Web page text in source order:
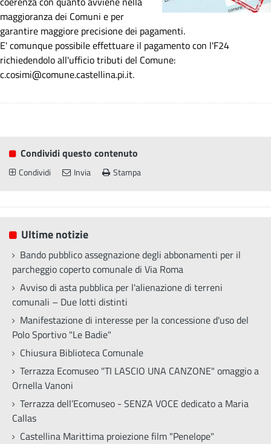
maggioranza dei Comuni e per
garantire maggiore precisione dei pagamenti.
E' comunque possibile effettuare il pagamento con l'F24
richiedendolo all'ufficio tributi del Comune:
c.cosimi@comune.castellina.pi.it.
Condividi questo contenuto
Condividi Invia Stampa
Ultime notizie
Bando pubblico assegnazione degli abbonamenti per il
parcheggio coperto comunale di Via Roma
Avviso di asta pubblica per l'alienazione di terreni
comunali – Due lotti distinti
Manifestazione di interesse per la concessione d'uso del
Polo Sportivo "Le Badie"
Chiusura Biblioteca Comunale
Terrazza Ecomuseo "TI LASCIO UNA CANZONE" omaggio a
Ornella Vanoni
Terrazza dell’Ecomuseo - SENZA VOCE dedicato a Maria
Callas
Castellina Marittima proiezione film "Penelope"